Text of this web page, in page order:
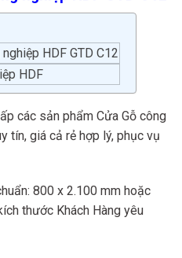
HDF GTD C12
HDF
các sản phẩm Cửa Gỗ công
tín, giá cả rẻ hợp lý, phục vụ
800 x 2.100 mm hoặc
thước Khách Hàng yêu